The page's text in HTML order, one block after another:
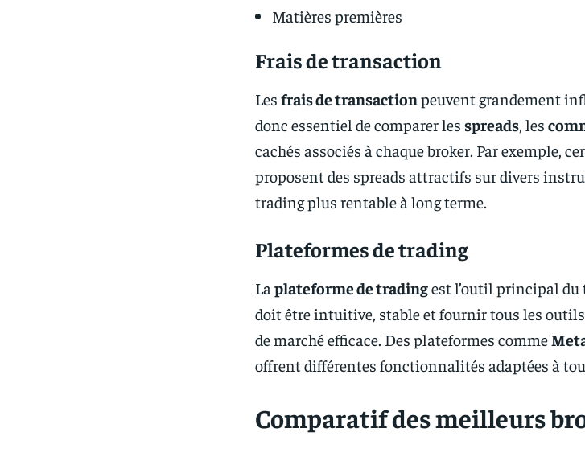
Matières premières
Frais de transaction
Lesfrais de transactionpeuvent grandement
donc essentiel de comparer lesspreads, les
cachés associés à chaque broker. Par exemple,
proposent des spreads attractifs sur divers
trading plus rentable à long terme.
Plateformes de trading
Laplateforme de tradingest l’outil principal du
doit être intuitive, stable et fournir tous les
de marché efficace. Des plateformes comme
offrent différentes fonctionnalités adaptées à
Comparatif des meilleurs